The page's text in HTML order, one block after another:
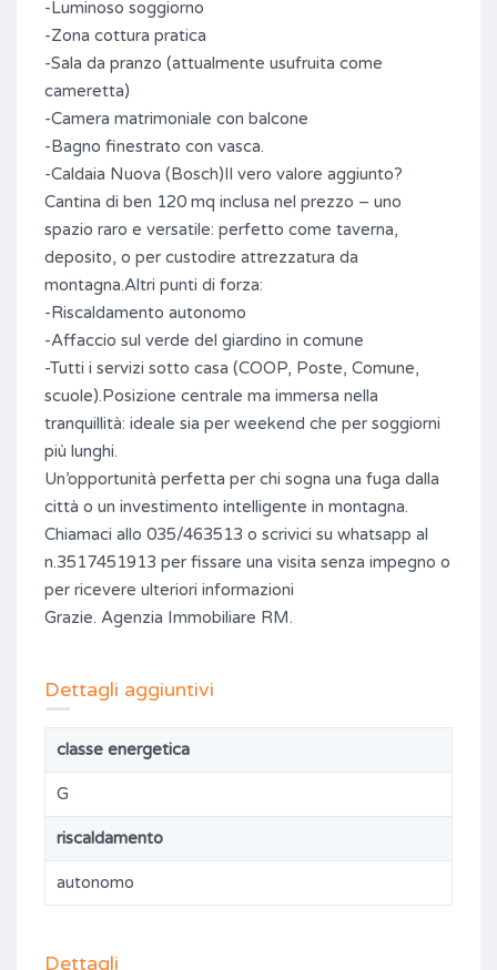
-Luminoso soggiorno
-Zona cottura pratica
-Sala da pranzo (attualmente usufruita come
cameretta)
-Camera matrimoniale con balcone
-Bagno finestrato con vasca.
-Caldaia Nuova (Bosch)Il vero valore aggiunto?
Cantina di ben 120 mq inclusa nel prezzo – uno
spazio raro e versatile: perfetto come taverna,
deposito, o per custodire attrezzatura da
montagna.Altri punti di forza:
-Riscaldamento autonomo
-Affaccio sul verde del giardino in comune
-Tutti i servizi sotto casa (COOP, Poste, Comune,
scuole).Posizione centrale ma immersa nella
tranquillità: ideale sia per weekend che per soggiorni
più lunghi.
Un’opportunità perfetta per chi sogna una fuga dalla
città o un investimento intelligente in montagna.
Chiamaci allo 035/463513 o scrivici su whatsapp al
n.3517451913 per fissare una visita senza impegno o
per ricevere ulteriori informazioni
Grazie. Agenzia Immobiliare RM.
Dettagli aggiuntivi
classe energetica
G
riscaldamento
autonomo
Dettagli